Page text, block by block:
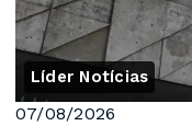
Líder Notícias
07/08/2026